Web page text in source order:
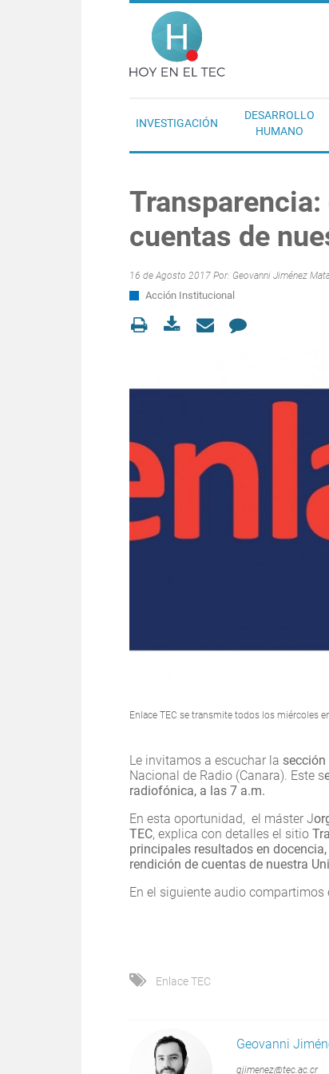
Pasar al contenido principal
INVESTIGACIÓN
DESARROLLO
HUMANO
cuentas de
16 de Agosto 2017 Por: Geovanni Jiménez
Acción Institucional
Enlace TEC se transmite todos los miércoles
Le invitamos a escuchar la sección
Nacional de Radio (Canara). Este s
radiofónica, a las 7 a.m.
En esta oportunidad, el máster J
TEC, explica con detalles el sitio
principales resultados en
rendición de cuentas de nuestra
En el siguiente audio compartimos
Enlace TEC
Geovanni
gjimenez@tec.ac.cr